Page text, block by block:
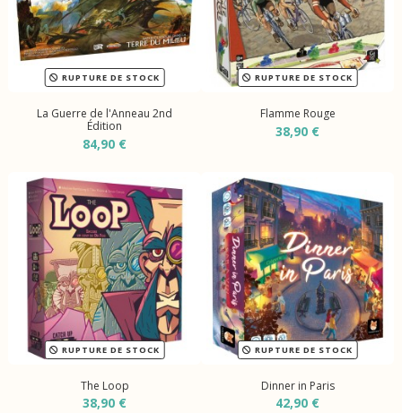
RUPTURE DE STOCK
La Guerre de l'Anneau 2nd
Édition
84,90 €
RUPTURE DE STOCK
Flamme Rouge
38,90 €
RUPTURE DE STOCK
The Loop
38,90 €
RUPTURE DE STOCK
Dinner in Paris
42,90 €